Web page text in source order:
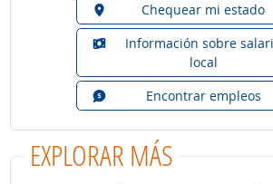
Chequear mi estado
Información sobre
local
Encontrar empleos
EXPLORAR MÁS